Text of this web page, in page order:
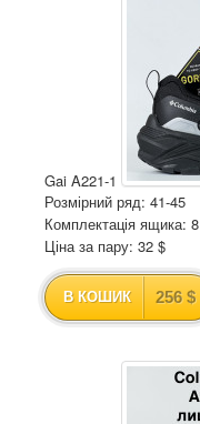
Gai A221-1
Розмірний ряд: 41-45
Комплектація ящика: 8
Ціна за пару: 32 $
В КОШИК 256 $